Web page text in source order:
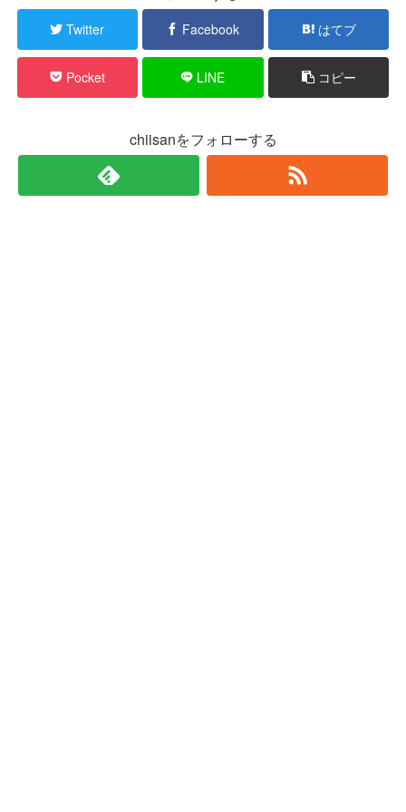
Twitter Facebook はてブ
Pocket LINE コピー
chiisanをフォローする